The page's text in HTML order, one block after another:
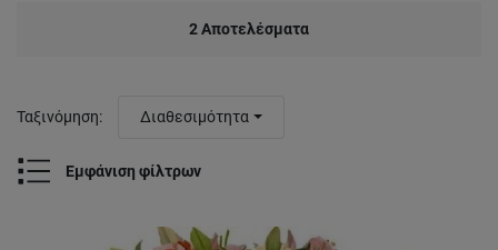
2Αποτελέσματα
Εμφάνιση φίλτρων
Ταξινόμηση: Διαθεσιμότητα